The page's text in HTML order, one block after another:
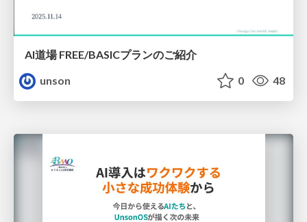
AI道場 FREE/BASICプランのご紹介
unson
0 48